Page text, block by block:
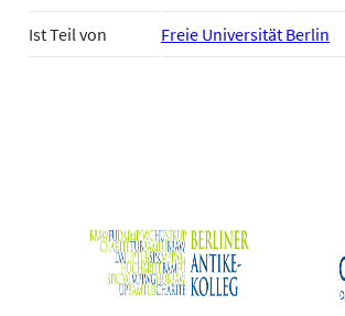
Ist Teil von Freie Universität Berlin